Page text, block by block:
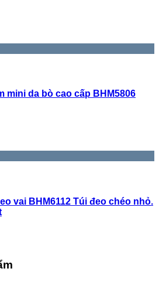
mini da bò cao cấp BHM5806
vai BHM6112 Túi đeo chéo nhỏ.